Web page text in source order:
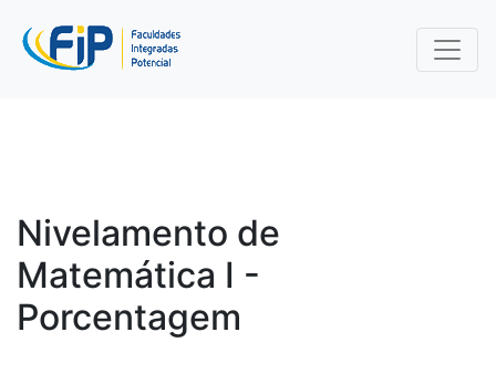
Nivelamento de
Matemática I -
Porcentagem